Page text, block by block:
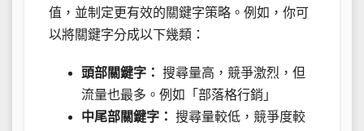
值，並制定更有效的關鍵字策略。例如，你可
以將關鍵字分成以下幾類：
頭部關鍵字： 搜尋量高，競爭激烈，但
流量也最多。例如「部落格行銷」
中尾部關鍵字： 搜尋量較低，競爭度較